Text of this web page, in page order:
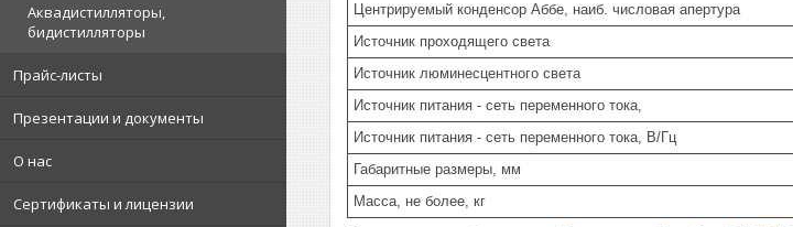
Аквадистилляторы,
бидистилляторы
Прайс-листы
Презентации и документы
О нас
Сертификаты и лицензии
Центрируемый конденсор Аббе, наиб. числовая апертура
Источник проходящего света
Источник люминесцентного света
Источник питания - сеть переменного тока,
Источник питания - сеть переменного тока, В/Гц
Габаритные размеры, мм
Масса, не более, кг